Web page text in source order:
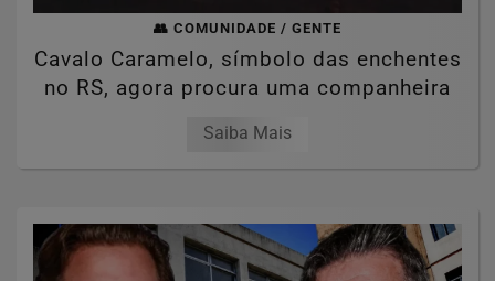
👥 COMUNIDADE / GENTE
Cavalo Caramelo, símbolo das enchentes
no RS, agora procura uma companheira
Saiba Mais